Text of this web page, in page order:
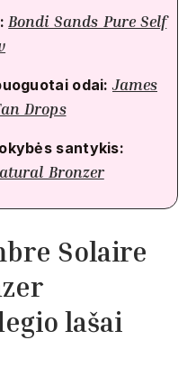
Bondi Sands Pure Self
odai:James
Drops
santykis:
Bronzer
Solaire
lašai